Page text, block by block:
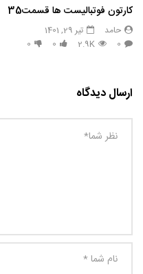
کارتون فوتبالیست ها قسمت35
حامد
تیر 29, 1401
0
2.9K
0
0
ارسال دیدگاه